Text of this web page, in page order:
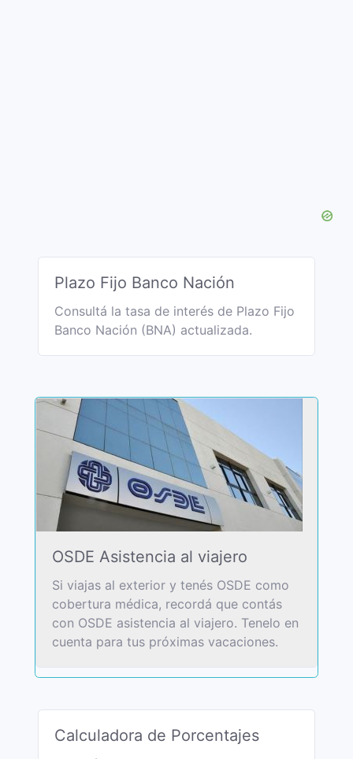
Plazo Fijo Banco Nación
Consultá la tasa de interés de Plazo Fijo
Banco Nación (BNA) actualizada.
OSDE Asistencia al viajero
Si viajas al exterior y tenés OSDE como
cobertura médica, recordá que contás
con OSDE asistencia al viajero. Tenelo en
cuenta para tus próximas vacaciones.
Calculadora de Porcentajes